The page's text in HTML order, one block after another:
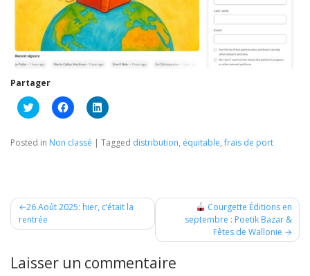
Partager
Cliquez
pour
Twitter(ouvre
Cliquez
pour
Facebook(ouvre
Cliquez
pour
LinkedIn(ouvre
dans
Posted in Non classé | Tagged distribution, équitable,frais de port
Navigation
de
26 Août 2025: hier, c’était la
rentrée
Courgette Éditions en
septembre : Poetik Bazar &
Fêtes de Wallonie
Laisser un commentaire